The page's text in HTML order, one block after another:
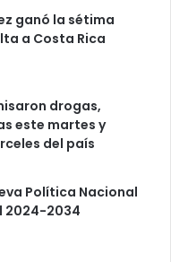
ganó la sétima
a Costa Rica
drogas,
este martes y
del país
Política Nacional
2024-2034